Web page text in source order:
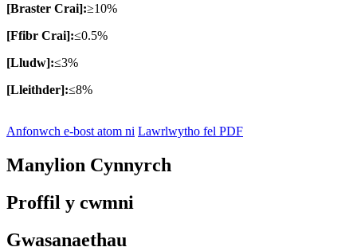
[Braster Crai]:≥10%
[Ffibr Crai]:≤0.5%
[Lludw]:≤3%
[Lleithder]:≤8%
Anfonwch e-bost atom ni Lawrlwytho fel PDF
Manylion Cynnyrch
Proffil y cwmni
Gwasanaethau